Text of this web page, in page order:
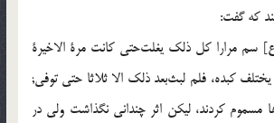
كه گفت:
مرارا كل ذلك يغلت‌حتى كانت مرة الاخيرة
كبده، فلم لبث‌بعد ذلك الا ثلاثا حتى توفي;
كردند، ليكن اثر چندانى نگذاشت ولى در